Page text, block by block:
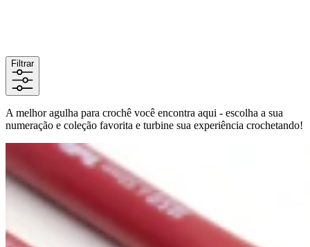
Filtrar
A melhor agulha para crochê você encontra aqui - escolha a sua
numeração e coleção favorita e turbine sua experiência crochetando!